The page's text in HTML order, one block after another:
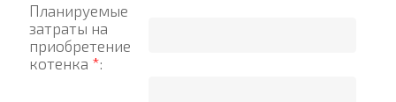
Планируемые
затраты на
приобретение
котенка *: